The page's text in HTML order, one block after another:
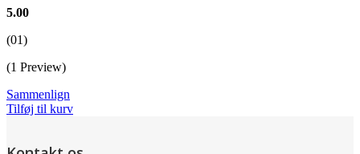
5.00
(01)
(1 Preview)
Sammenlign
Tilføj til kurv